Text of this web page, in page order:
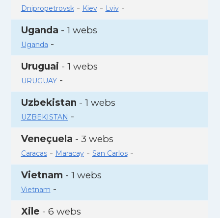
Dnipropetrovsk- Kiev- Lviv-
Uganda - 1 webs
Uganda -
Uruguai - 1 webs
URUGUAY-
Uzbekistan - 1 webs
UZBEKISTAN -
Veneçuela - 3 webs
Caracas- Maracay- San Carlos-
Vietnam - 1 webs
Vietnam -
Xile - 6 webs